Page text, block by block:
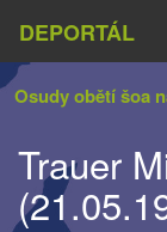
DEPORTÁL
Osudy obětí šoa
Trauer